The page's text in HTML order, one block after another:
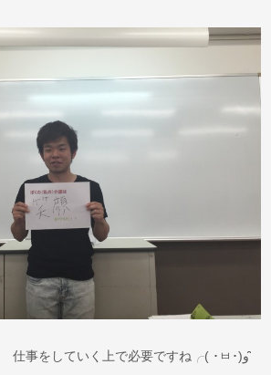
「気持ちの切りかえ」 仕事をしていく上で必要ですね╭( ･ㅂ･)و ̑̑